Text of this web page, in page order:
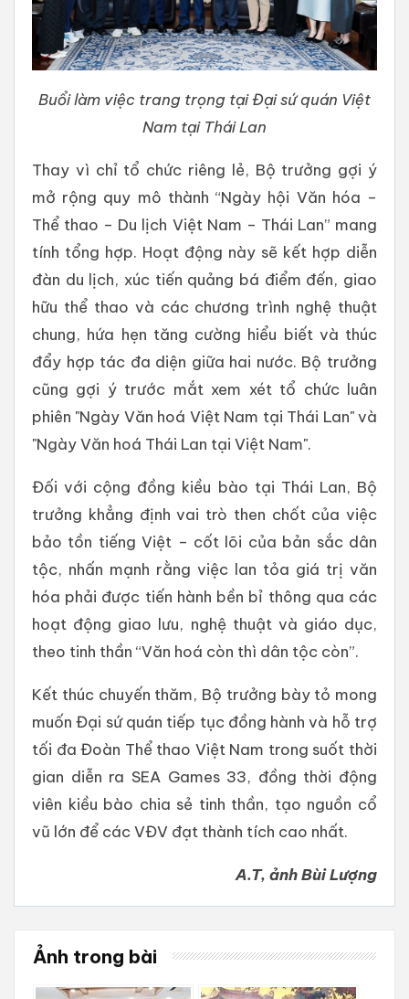
Buổi làm việc trang trọng tại Đại sứ quán Việt
Nam tại Thái Lan
Thay vì chỉ tổ chức riêng lẻ, Bộ trưởng gợi ý
mở rộng quy mô thành “Ngày hội Văn hóa –
Thể thao – Du lịch Việt Nam – Thái Lan” mang
tính tổng hợp. Hoạt động này sẽ kết hợp diễn
đàn du lịch, xúc tiến quảng bá điểm đến, giao
hữu thể thao và các chương trình nghệ thuật
chung, hứa hẹn tăng cường hiểu biết và thúc
đẩy hợp tác đa diện giữa hai nước. Bộ trưởng
cũng gợi ý trước mắt xem xét tổ chức luân
phiên "Ngày Văn hoá Việt Nam tại Thái Lan" và
"Ngày Văn hoá Thái Lan tại Việt Nam".
Đối với cộng đồng kiều bào tại Thái Lan, Bộ
trưởng khẳng định vai trò then chốt của việc
bảo tồn tiếng Việt – cốt lõi của bản sắc dân
tộc, nhấn mạnh rằng việc lan tỏa giá trị văn
hóa phải được tiến hành bền bỉ thông qua các
hoạt động giao lưu, nghệ thuật và giáo dục,
theo tinh thần “Văn hoá còn thì dân tộc còn”.
Kết thúc chuyến thăm, Bộ trưởng bày tỏ mong
muốn Đại sứ quán tiếp tục đồng hành và hỗ trợ
tối đa Đoàn Thể thao Việt Nam trong suốt thời
gian diễn ra SEA Games 33, đồng thời động
viên kiều bào chia sẻ tinh thần, tạo nguồn cổ
vũ lớn để các VĐV đạt thành tích cao nhất.
A.T, ảnh Bùi Lượng
Ảnh trong bài